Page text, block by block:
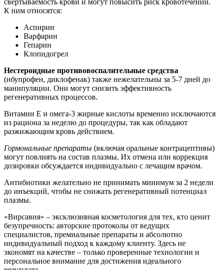
К ним относятся:
Аспирин
Варфарин
Гепарин
Клопидогрел
Нестероидные противовоспалительные средства
(ибупрофен, диклофенак) также нежелательны за 5-7 дней до
манипуляции. Они могут снизить эффективность
регенеративных процессов.
Витамин Е и омега-3 жирные кислоты временно исключаются
из рациона за неделю до процедуры, так как обладают
разжижающим кровь действием.
Гормональные препараты (включая оральные контрацептивы)
могут повлиять на состав плазмы. Их отмена или коррекция
дозировки обсуждается индивидуально с лечащим врачом.
Антибиотики желательно не принимать минимум за 2 недели
до инъекций, чтобы не снижать регенеративный потенциал
плазмы.
«Вирсавия» – эксклюзивная косметология для тех, кто ценит
безупречность: авторские протоколы от ведущих
специалистов, премиальные препараты и абсолютно
индивидуальный подход к каждому клиенту. Здесь не
экономят на качестве – только проверенные технологии и
персональное внимание для достижения идеального